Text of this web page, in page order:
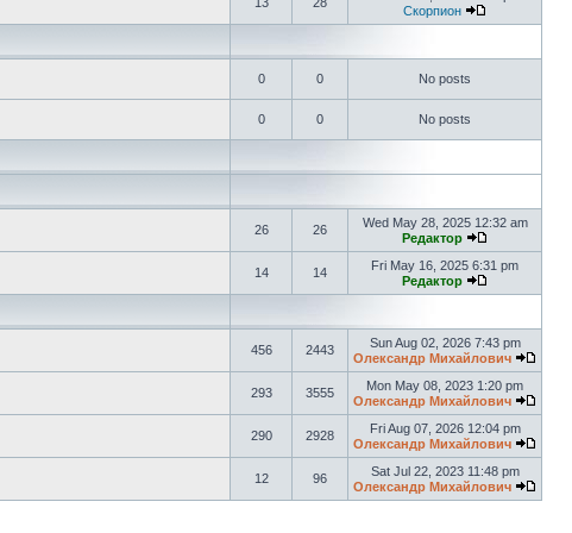
Скорпион
0 0 No posts
0 0 No posts
26 26
Wed May 28, 2025 12:32 am
Редактор
14 14
Fri May 16, 2025 6:31 pm
Редактор
456 2443
Sun Aug 02, 2026 7:43 pm
Олександр Михайлович
293 3555
Mon May 08, 2023 1:20 pm
Олександр Михайлович
290 2928
Fri Aug 07, 2026 12:04 pm
Олександр Михайлович
12 96
Sat Jul 22, 2023 11:48 pm
Олександр Михайлович